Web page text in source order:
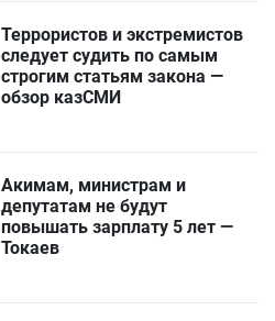
Террористов и экстремистов
следует судить по самым
строгим статьям закона —
обзор казСМИ
Акимам, министрам и
депутатам не будут
повышать зарплату 5 лет —
Токаев